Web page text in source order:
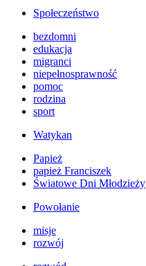
Społeczeństwo
bezdomni
edukacja
migranci
niepełnosprawność
pomoc
rodzina
sport
Watykan
Papież
papież Franciszek
Światowe Dni Młodzieży
Powołanie
misje
rozwój